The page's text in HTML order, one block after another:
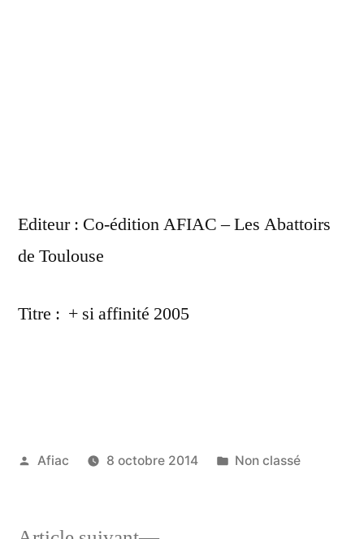
Editeur : Co-édition AFIAC – Les Abattoirs
de Toulouse
Titre : + si affinité 2005
Publié
Afiac 8 octobre 2014
Publié
Non classé